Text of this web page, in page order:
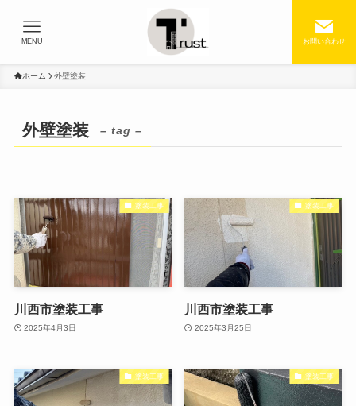
お問い合わせ
MENU
ホーム 外壁塗装
外壁塗装 – tag –
塗装工事
川西市塗装工事
2025年4月3日
塗装工事
川西市塗装工事
2025年3月25日
塗装工事 塗装工事